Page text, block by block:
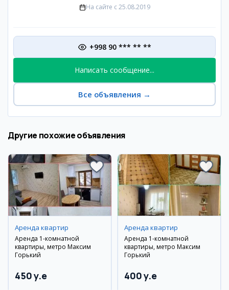
На сайте с 25.08.2019
+998 90 *** ** **
Написать сообщение...
Все объявления →
Другие похожие объявления
Аренда квартир
Аренда 1-комнатной
квартиры, метро Максим
Горький
450 y.e
Аренда квартир
Аренда 1-комнатной
квартиры, метро Максим
Горький
400 y.e